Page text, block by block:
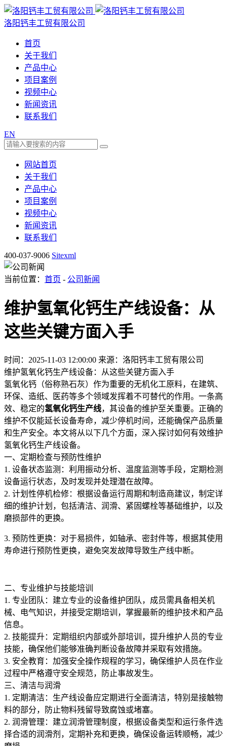
洛阳钙丰工贸有限公司
首页
关于我们
产品中心
项目案例
视频中心
新闻资讯
联系我们
EN
网站首页
关于我们
产品中心
项目案例
视频中心
新闻资讯
联系我们
400-037-9006 Sitexml
当前位置： 首页 - 公司新闻
维护氢氧化钙生产线设备：从
这些关键方面入手
时间：2025-11-03 12:00:00 来源：洛阳钙丰工贸有限公司
维护氢氧化钙生产线设备：从这些关键方面入手
氢氧化钙（俗称熟石灰）作为重要的无机化工原料，在建筑、
环保、造纸、医药等多个领域发挥着不可替代的作用。一条高
效、稳定的氢氧化钙生产线，其设备的维护至关重要。正确的
维护不仅能延长设备寿命，减少停机时间，还能确保产品质量
和生产安全。本文将从以下几个方面，深入探讨如何有效维护
氢氧化钙生产线设备。
一、定期检查与预防性维护
1. 设备状态监测：利用振动分析、温度监测等手段，定期检测
设备运行状态，及时发现并处理潜在故障。
2. 计划性停机检修：根据设备运行周期和制造商建议，制定详
细的维护计划，包括清洁、润滑、紧固螺栓等基础维护，以及
磨损部件的更换。
3. 预防性更换：对于易损件，如轴承、密封件等，根据其使用
寿命进行预防性更换，避免突发故障导致生产线中断。
二、专业维护与技能培训
1. 专业团队：建立专业的设备维护团队，成员需具备相关机
械、电气知识，并接受定期培训，掌握最新的维护技术和产品
信息。
2. 技能提升：定期组织内部或外部培训，提升维护人员的专业
技能，确保他们能够准确判断设备故障并采取有效措施。
3. 安全教育：加强安全操作规程的学习，确保维护人员在作业
过程中严格遵守安全规范，防止事故发生。
三、清洁与润滑
1. 定期清洁：生产线设备应定期进行全面清洁，特别是接触物
料的部分，防止物料残留导致腐蚀或堵塞。
2. 润滑管理：建立润滑管理制度，根据设备类型和运行条件选
择合适的润滑剂，定期补充和更换，确保设备运转顺畅，减少